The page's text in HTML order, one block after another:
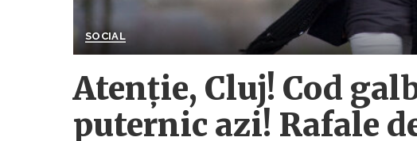
SOCIAL
Atenție, Cluj! Cod
puternic azi! Rafale